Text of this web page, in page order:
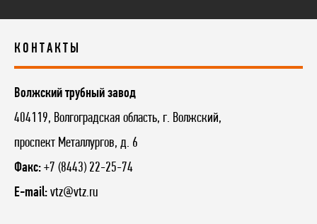
КОНТАКТЫ
Волжский трубный завод
404119, Волгоградская область, г. Волжский,
проспект Металлургов, д. 6
Факс: +7 (8443) 22-25-74
E-mail: vtz@vtz.ru